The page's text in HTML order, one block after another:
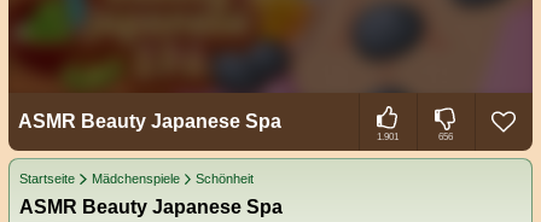
ASMR Beauty Japanese Spa
1.901 656
Startseite Mädchenspiele Schönheit
ASMR Beauty Japanese Spa